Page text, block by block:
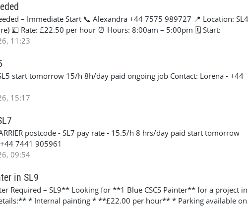
Fixers 👷 Plasterers ⚡ Electricians 🔧 Plumbers …and many more
✅ We offer: ✔️ Competitive rates ✔️ Immediate starts available ✔️
✔️ Short-term & long-term projects ✔️ Work across Slough and
📋 Requirements: ✔️ Valid CSCS / relevant trade card ✔️ Right to work in
sites 📲 Looking for work or know someone available? Contact
+44 7575 989727 💬 Call • WhatsApp • Message anytime
– Immediate Start 📞 Alexandra +44 7575 989727 📍 Location: SL4
💷 Rate: £22.50 per hour ⏰ Hours: 8:00am – 5:00pm 🗓️ Start:
for 2 experienced Painters for an immediate start. Requirements:
parking available on site
11:23
start tomorrow 15/h 8h/day paid ongoing job Contact: Lorena - +44
15:17
postcode - SL7 pay rate - 15.5/h 8 hrs/day paid start tomorrow
7441 905961
09:54
in SL9
Required – SL9** Looking for **1 Blue CSCS Painter** for a project in
* Internal painting * **£22.00 per hour** * Parking available on